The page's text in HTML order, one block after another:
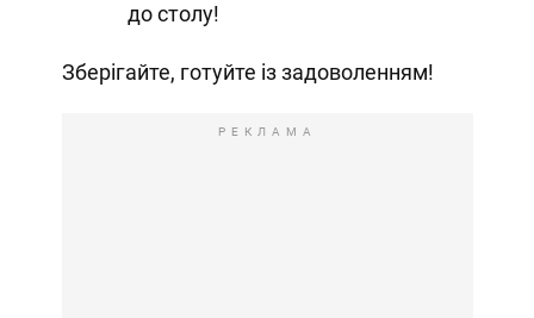
до столу!
Зберігайте, готуйте із задоволенням!
РЕКЛАМА